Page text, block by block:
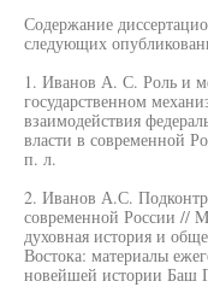
Содержание
следующих
1. Иванов А. С. Роль и
государственном
взаимодействия
власти в современной
п. л.
2. Иванов А.С.
современной России //
духовная история и
Востока: материалы
новейшей истории